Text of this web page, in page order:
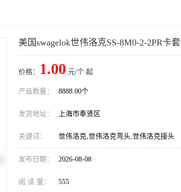
美国swagelok世伟洛克SS-8M0-2-2PR卡
价格： 1.00 元/个 起
产品数量： 8888.00个
发货地址： 上海市奉贤区
关键词： 世伟洛克,世伟洛克弯头,世伟洛克接头
发布日期： 2026-08-08
阅 读 量： 555